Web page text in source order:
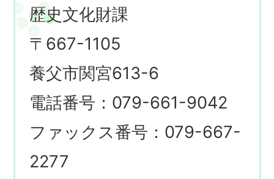
歴史文化財課
〒667-1105
養父市関宮613-6
電話番号：079-661-9042
ファックス番号：079-667-
2277